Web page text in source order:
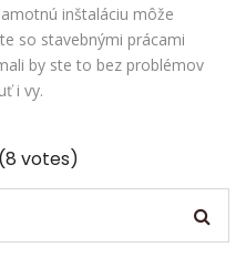
inštaláciu môže
so stavebnými prácami
by ste to bez problémov
i vy.
votes)